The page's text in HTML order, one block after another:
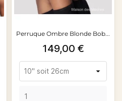
Perruque Ombre Blonde Bob...
Prix
149,00 €